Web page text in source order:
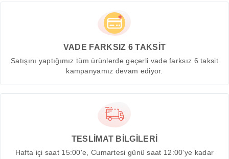
VADE FARKSIZ 6 TAKSİT
Satışını yaptığımız tüm ürünlerde geçerli vade farksız 6 taksit
kampanyamız devam ediyor.
TESLİMAT BİLGİLERİ
Hafta içi saat 15:00'e, Cumartesi günü saat 12:00'ye kadar